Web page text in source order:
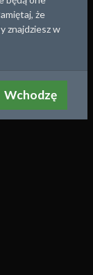
że
znajdziesz w
Wchodzę